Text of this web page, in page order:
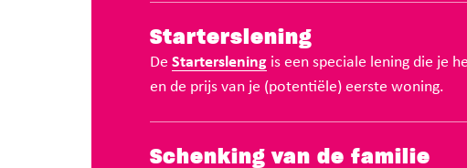
Starterslening
De Starterslening is een speciale lening die je
en de prijs van je (potentiële) eerste woning.
Schenking van de familie